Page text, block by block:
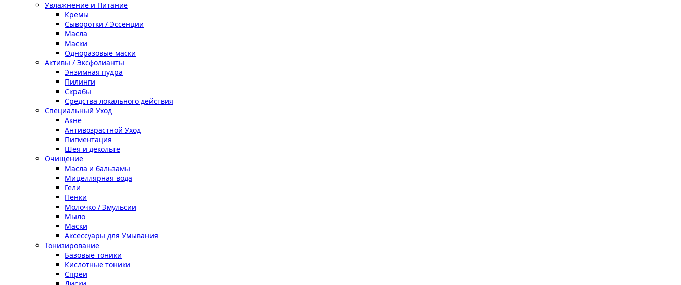
Увлажнение и Питание
Кремы
Сыворотки / Эссенции
Масла
Маски
Одноразовые маски
Активы / Эксфолианты
Энзимная пудра
Пилинги
Скрабы
Средства локального действия
Специальный Уход
Акне
Антивозрастной Уход
Пигментация
Шея и декольте
Очищение
Масла и бальзамы
Мицеллярная вода
Гели
Пенки
Молочко / Эмульсии
Мыло
Маски
Аксессуары для Умывания
Тонизирование
Базовые тоники
Кислотные тоники
Спреи